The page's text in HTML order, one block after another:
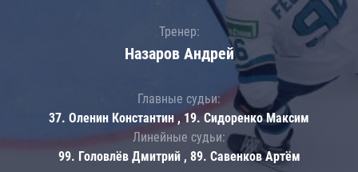
Тренер:
Назаров Андрей
Главные судьи:
37. Оленин Константин , 19. Сидоренко Максим
Линейные судьи:
99. Головлёв Дмитрий , 89. Савенков Артём